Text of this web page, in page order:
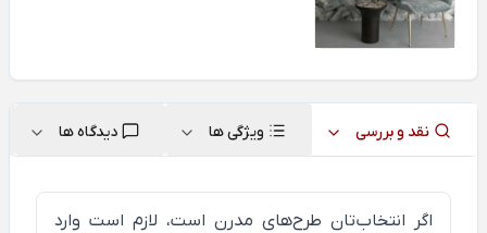
نقد و بررسی ویژگی ها دیدگاه ها
اگر انتخاب‌تان طرح‌های مدرن است، لازم است وارد